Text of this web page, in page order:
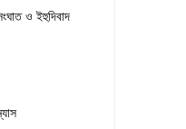
ও ইহুদিবাদ